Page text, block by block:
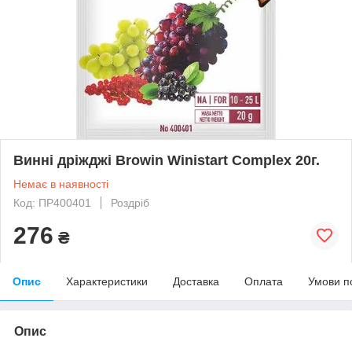
Винні дріжджі Browin Winistart Complex 20г.
Немає в наявності
Код: ПР400401
Роздріб
276 ₴
Опис Характеристики Доставка Оплата Умови
Опис